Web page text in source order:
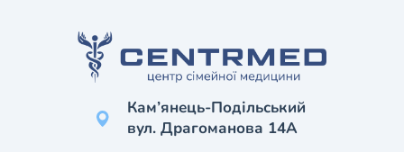
Кам’янець-Подільський
вул. Драгоманова 14А